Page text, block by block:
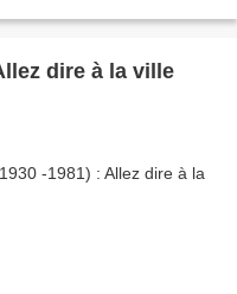
dire à la ville